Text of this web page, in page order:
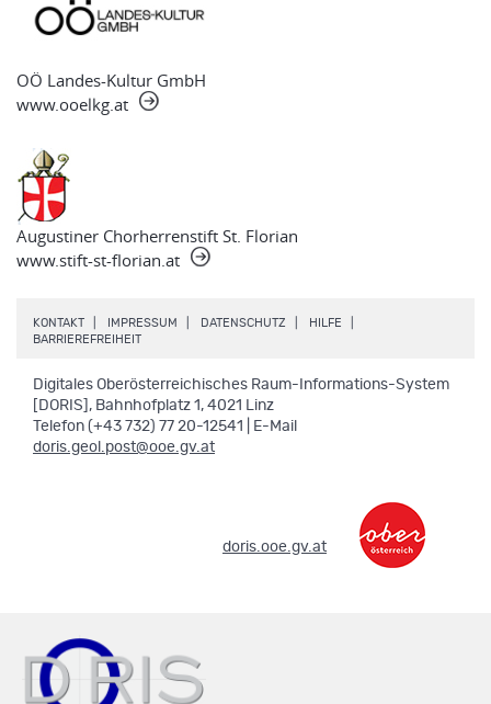
OÖ Landes-Kultur GmbH
www.ooelkg.at
Augustiner Chorherrenstift St. Florian
www.stift-st-florian.at
KONTAKT IMPRESSUM DATENSCHUTZ HILFE
BARRIEREFREIHEIT.
Digitales Oberösterreichisches Raum-Informations-System
[DORIS], Bahnhofplatz 1, 4021 Linz
Telefon (+43 732) 77 20-12541 | E-Mail
doris.geol.post@ooe.gv.at
doris.ooe.gv.at.